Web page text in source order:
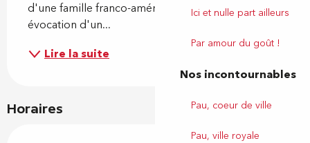
Ici et nulle part ailleurs
Par amour du goût !
Nos incontournables
Pau, coeur de ville
Pau, ville royale
d'une famille franco-américaine richissime et
évocation d'un...
Lire la suite
Horaires